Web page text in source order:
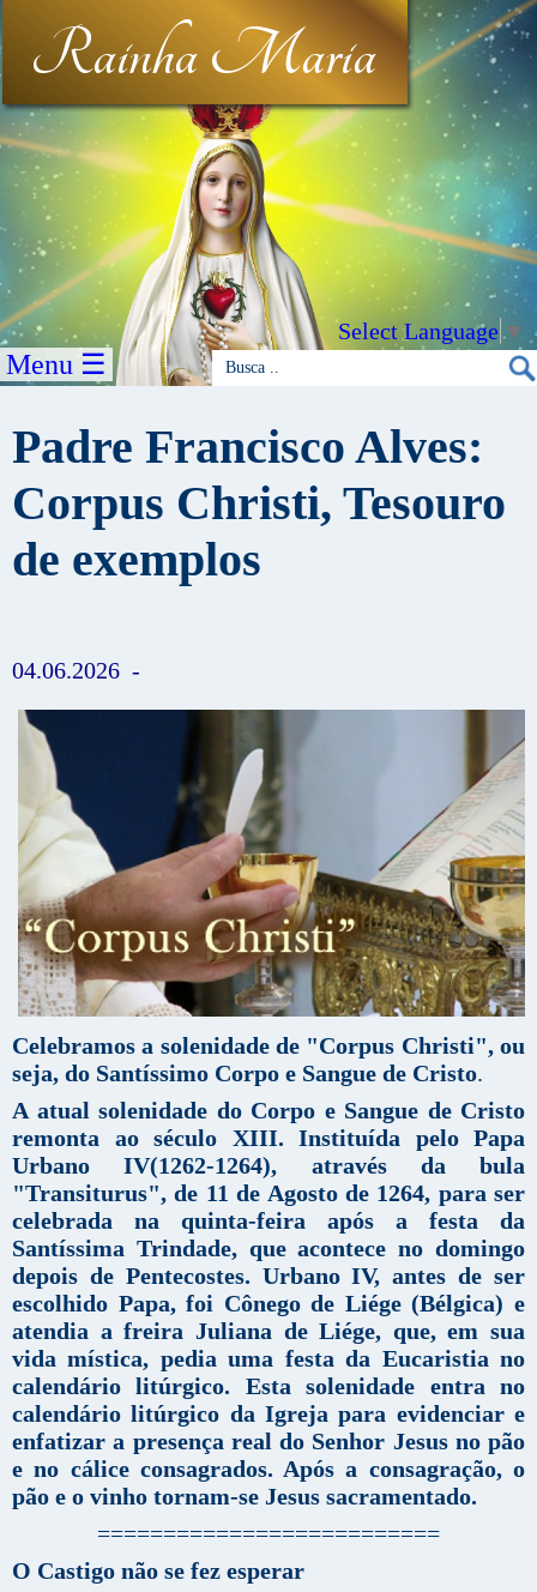
Rainha Maria
Select Language ▼
Menu ☰
Padre Francisco Alves:
Corpus Christi, Tesouro
de exemplos
04.06.2026 -
Celebramos a solenidade de "Corpus Christi", ou
seja, do Santíssimo Corpo e Sangue de Cristo.
A atual solenidade do Corpo e Sangue de Cristo
remonta ao século XIII. Instituída pelo Papa
Urbano IV(1262-1264), através da bula
"Transiturus", de 11 de Agosto de 1264, para ser
celebrada na quinta-feira após a festa da
Santíssima Trindade, que acontece no domingo
depois de Pentecostes. Urbano IV, antes de ser
escolhido Papa, foi Cônego de Liége (Bélgica) e
atendia a freira Juliana de Liége, que, em sua
vida mística, pedia uma festa da Eucaristia no
calendário litúrgico. Esta solenidade entra no
calendário litúrgico da Igreja para evidenciar e
enfatizar a presença real do Senhor Jesus no pão
e no cálice consagrados. Após a consagração, o
pão e o vinho tornam-se Jesus sacramentado.
==========================
O Castigo não se fez esperar